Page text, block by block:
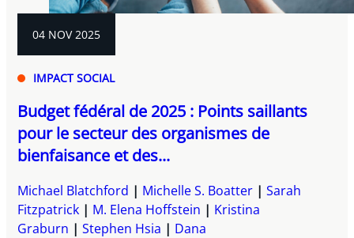
04 NOV 2025
IMPACT SOCIAL
Budget fédéral de 2025 : Points saillants
pour le secteur des organismes de
bienfaisance et des...
Michael Blatchford Michelle S. Boatter
Sarah
Fitzpatrick
M. Elena Hoffstein
Kristina
Graburn
Stephen Hsia
Dana